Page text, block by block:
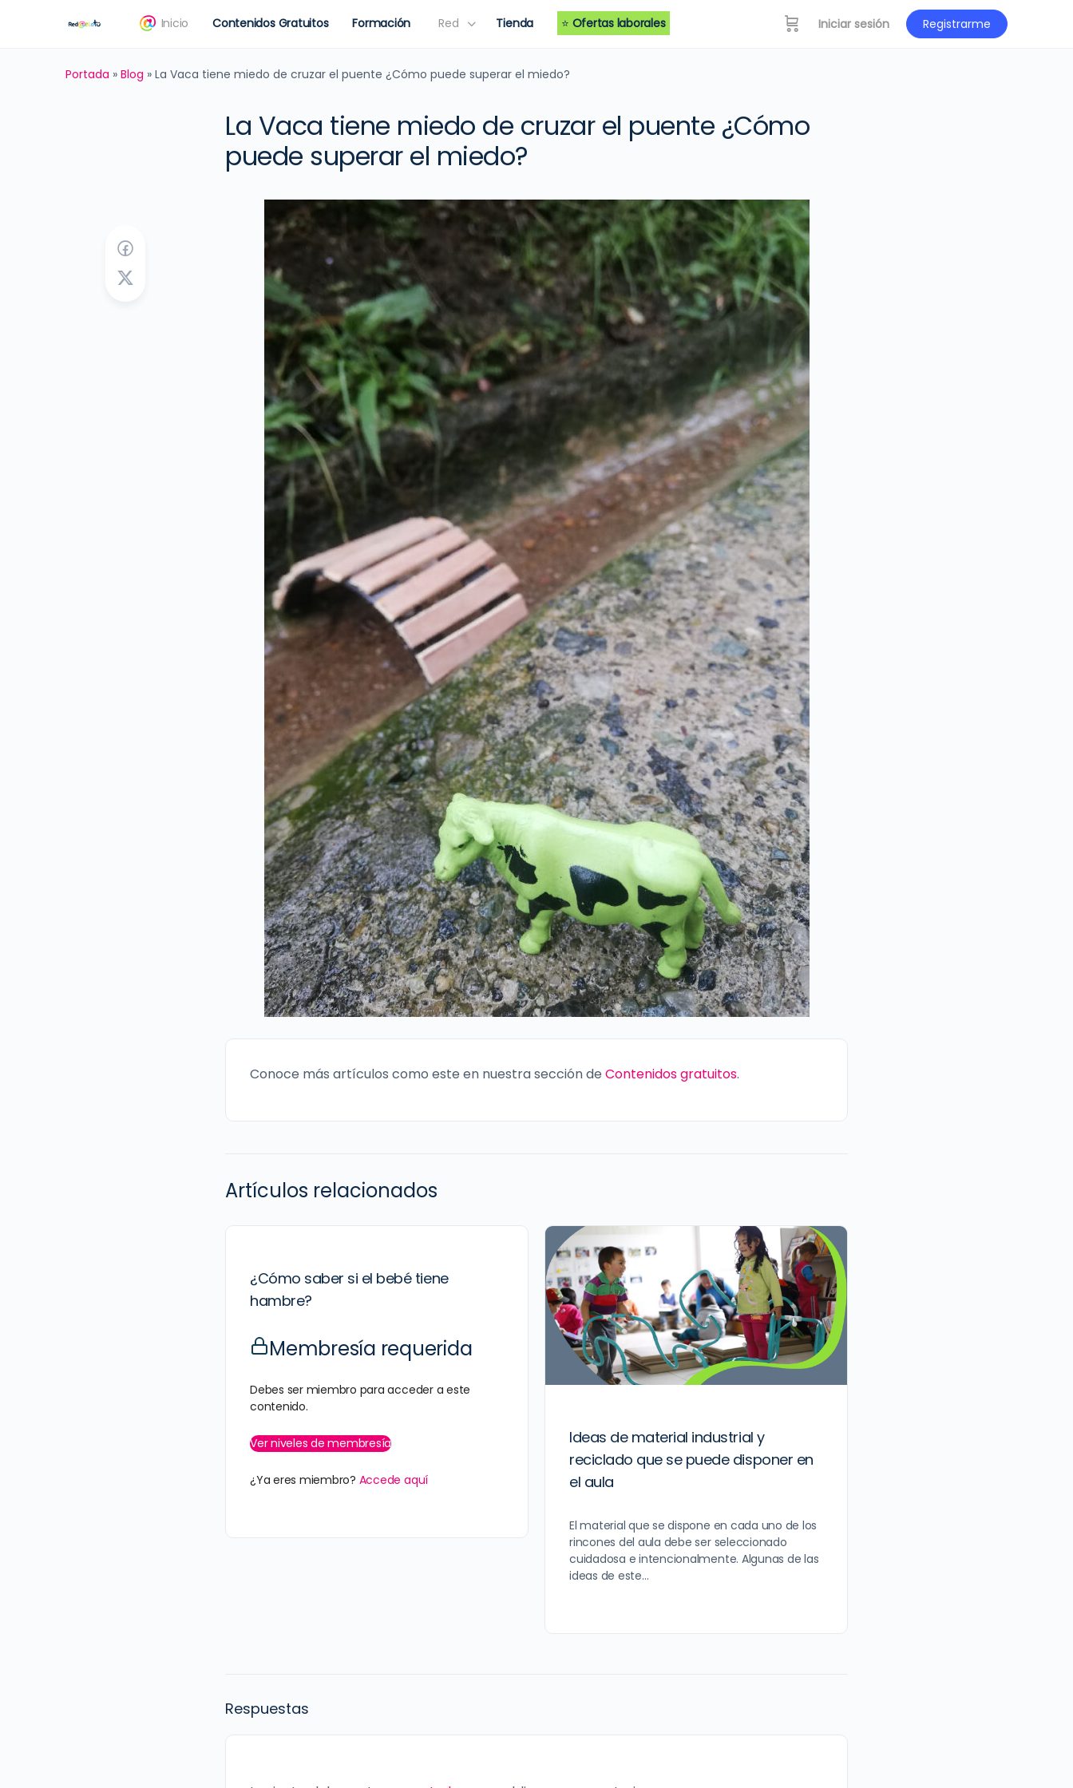
Inicio Contenidos Gratuitos Formación Red Tienda ⭐ Ofertas laborales Iniciar sesión Registrarme
Portada » Blog » La Vaca tiene miedo de cruzar el puente ¿Cómo puede superar el miedo?
La Vaca tiene miedo de cruzar el puente ¿Cómo
puede superar el miedo?
Conoce más artículos como este en nuestra sección de Contenidos gratuitos.
Artículos relacionados
¿Cómo saber si el bebé tiene
hambre?
Membresía requerida
Debes ser miembro para acceder a este
contenido.
Ver niveles de membresía
¿Ya eres miembro? Accede aquí
Ideas de material industrial y
reciclado que se puede disponer en
el aula
El material que se dispone en cada uno de los
rincones del aula debe ser seleccionado
cuidadosa e intencionalmente. Algunas de las
ideas de este…
Respuestas